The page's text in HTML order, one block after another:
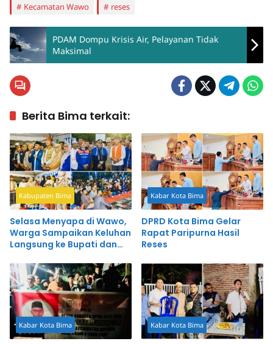
Kecamatan Wawo
reses
PDAM Dompu Krisis Air, Pelayanan Tidak
Maksimal
Berita Bima terkait:
Kabupaten Bima
Selasa Menyapa di Wawo,
Warga Sampaikan Keluhan
Langsung ke Bupati dan
Kabar Kota Bima
DPRD Kota Bima Gelar
Rapat Paripurna Hasil
Reses
Kabar Kota Bima Kabar Kota Bima